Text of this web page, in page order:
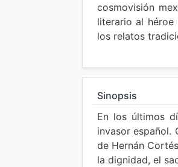
cosmovisión
literario al héroe
los relatos
Sinopsis
En los últimos
invasor español.
de Hernán
la dignidad, el